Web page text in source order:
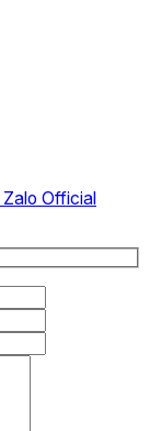
Zalo Official